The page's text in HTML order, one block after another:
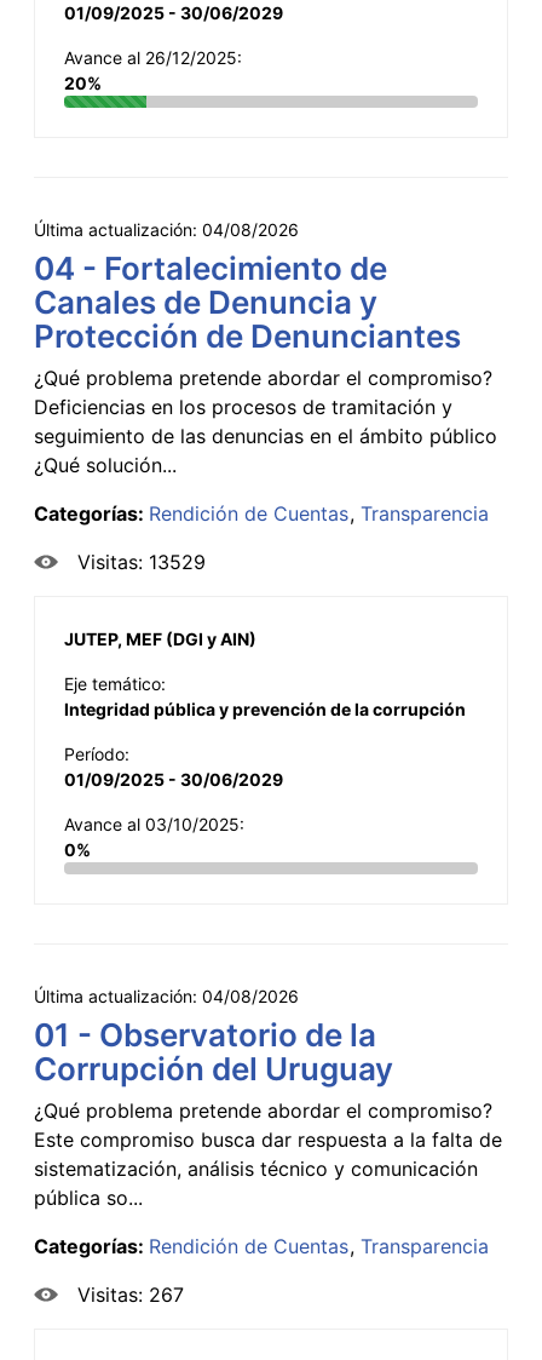
01/09/2025 - 30/06/2029
Avance al 26/12/2025:
20%
Última actualización: 04/08/2026
04 - Fortalecimiento de
Canales de Denuncia y
Protección de Denunciantes
¿Qué problema pretende abordar el compromiso?
Deficiencias en los procesos de tramitación y
seguimiento de las denuncias en el ámbito público
¿Qué solución...
Categorías: Rendición de Cuentas Transparencia
Visitas: 13529
JUTEP, MEF (DGI y AIN)
Eje temático:
Integridad pública y prevención de la corrupción
Período:
01/09/2025 - 30/06/2029
Avance al 03/10/2025:
0%
Última actualización: 04/08/2026
01 - Observatorio de la
Corrupción del Uruguay
¿Qué problema pretende abordar el compromiso?
Este compromiso busca dar respuesta a la falta de
sistematización, análisis técnico y comunicación
pública so...
Categorías: Rendición de Cuentas Transparencia
Visitas: 267